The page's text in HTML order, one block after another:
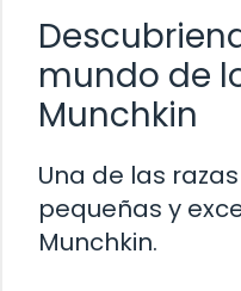
mundo de
Munchkin
Una de las
pequeñas y
Munchkin.